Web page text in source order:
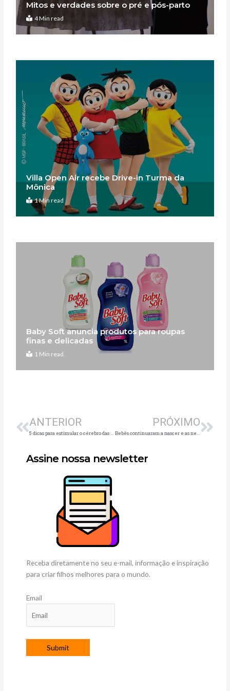
Mitos e verdades sobre o pré e pós-parto
4 Min read
Villa Open Air recebe Drive-in Turma da
Mônica
1 Min read
Baby Soft anuncia produtos para roupas
finas e delicadas
1 Min read
ANTERIOR PRÓXIMO
Assine nossa newsletter
Receba diretamente no seu e-mail, informação e inspiração
para criar filhos melhores para o mundo.
Email